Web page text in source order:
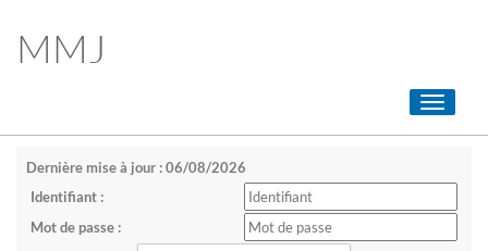
MMJ
Toggle
Dernière mise à jour : 06/08/2026
Identifiant :
Mot de passe :